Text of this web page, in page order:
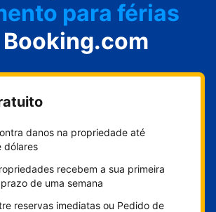
para férias
a sua villa
seu hostel
Booking.com
danos na propriedade até
dólares
recebem a sua primeira
de uma semana
reservas imediatas ou Pedido de